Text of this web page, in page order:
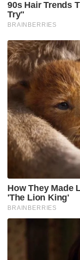
ചൈനീസ്
ചർച്ചകൾക്കാണ്
Tags:
Trump team
badges before